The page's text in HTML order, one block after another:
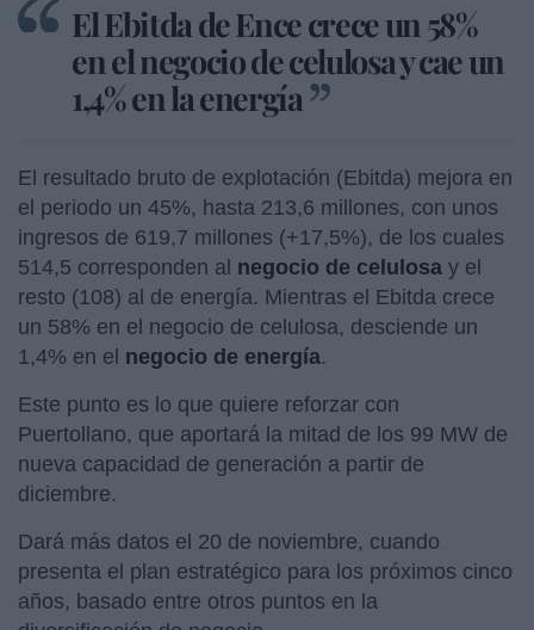
El Ebitda de Ence crece un 58%
en el negocio de celulosa y cae un
1,4% en la energía
El resultado bruto de explotación (Ebitda) mejora en
el periodo un 45%, hasta 213,6 millones, con unos
ingresos de 619,7 millones (+17,5%), de los cuales
514,5 corresponden al negocio de celulosa y el
resto (108) al de energía. Mientras el Ebitda crece
un 58% en el negocio de celulosa, desciende un
1,4% en el negocio de energía.
Este punto es lo que quiere reforzar con
Puertollano, que aportará la mitad de los 99 MW de
nueva capacidad de generación a partir de
diciembre.
Dará más datos el 20 de noviembre, cuando
presenta el plan estratégico para los próximos cinco
años, basado entre otros puntos en la